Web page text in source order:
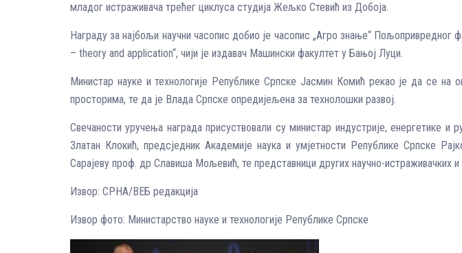
младог истраживача трећег циклуса студија Жељко Стевић из Добоја.
Награду за најбољи научни часопис добио је часопис „Агро знање“ Пољопривредног
– theory and application“, чији је издавач Машински факултет у Бањој Луци.
Министар науке и технологије Републике Српске Јасмин Комић рекао је да се на
просторима, те да је Влада Српске опредијељена за технолошки развој.
Свечаности уручења награда присуствовали су министар индустрије, енергетике
Златан Клокић, предсједник Академије наука и умјетности Републике Српске
Сарајеву проф. др Славиша Мољевић, те представници других научно-истраживачких
Извор: СРНА/ВЕБ редакција
Извор фото: Министарство науке и технологије Републике Српске